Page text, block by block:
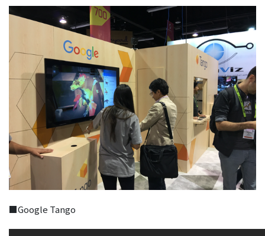
■Google Tango